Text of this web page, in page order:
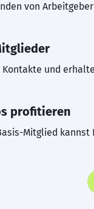
von
Kontakte und
profitieren
Mitglied kannst